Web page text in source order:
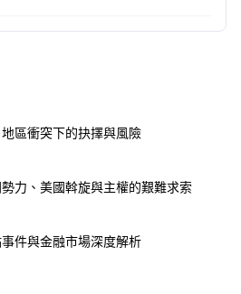
區衝突下的抉擇與風險
力、美國斡旋與主權的艱難求索
件與金融市場深度解析